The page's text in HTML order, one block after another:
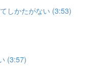
しかたがない (3:53)
(3:57)